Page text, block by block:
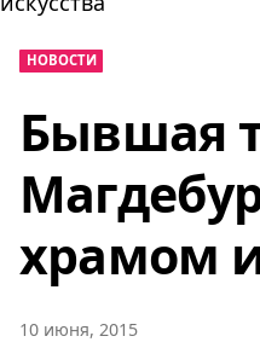
НОВОСТИ
Бывшая
храмом
10 июня, 2015